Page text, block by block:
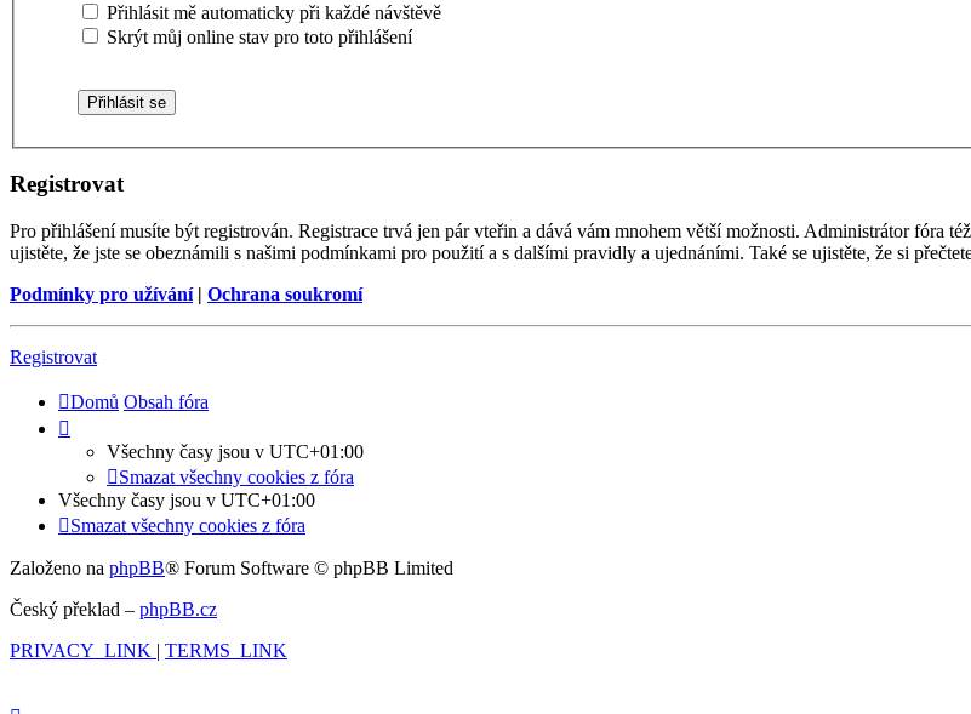
Přihlásit mě automaticky při každé návštěvě
Skrýt můj online stav pro toto přihlášení
Registrovat
Pro přihlášení musíte být registrován. Registrace trvá jen pár vteřin a dává vám mnohem větší možnosti. Administrátor fóra
ujistěte, že jste se obeznámili s našimi podmínkami pro použití a s dalšími pravidly a ujednáními. Také se ujistěte, že si
Podmínky pro užívání| Ochrana soukromí
Registrovat
Domů Obsah fóra
Všechny časy jsou v UTC+01:00
Smazat všechny cookies z fóra
Všechny časy jsou v UTC+01:00
Smazat všechny cookies z fóra
Založeno na phpBB® Forum Software © phpBB Limited
Český překlad – phpBB.cz
PRIVACY_LINK | TERMS_LINK